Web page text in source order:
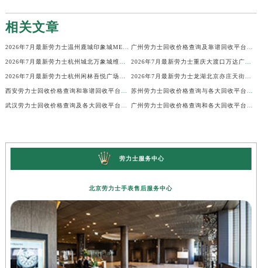
相关文章
劳力士服务中心
北京劳力士手表售后服务中心